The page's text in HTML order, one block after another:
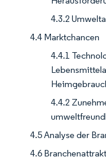
4.3.2
4.4 Marktchancen
4.4.1
4.4.2
4.5 Analyse der
4.6